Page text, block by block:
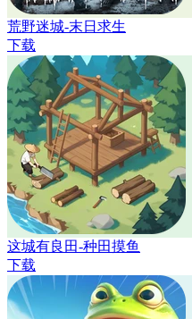
荒野迷城-末日求生
下载
这城有良田-种田摸鱼
下载